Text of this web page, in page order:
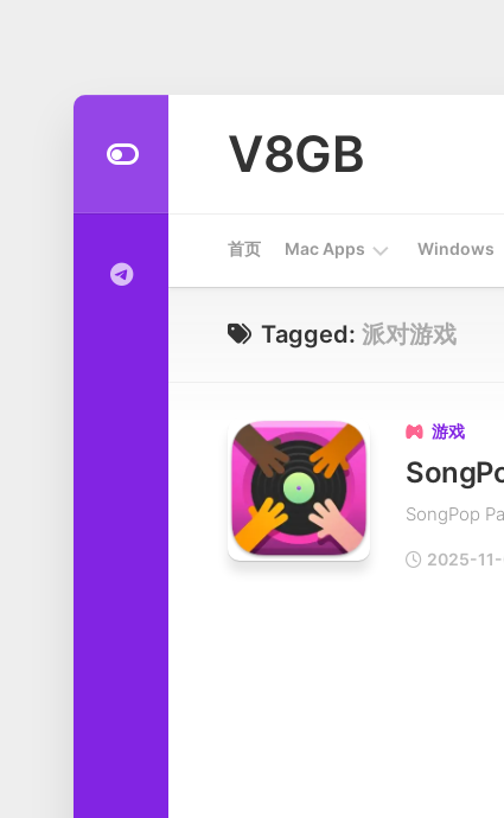
V8GB
首页 Mac Apps
Apps
工
具
系
统
工
具
Windows
Tagged: 派对游戏
 游戏
SongPop
2025-